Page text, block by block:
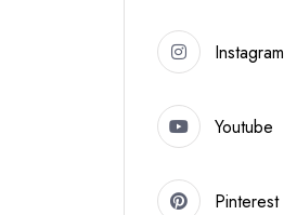
Instagram
Youtube
Pinterest